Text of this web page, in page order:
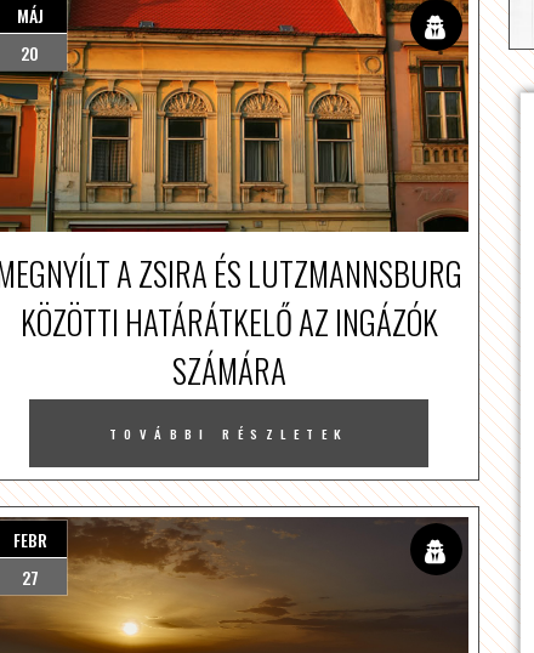
MÁJ
20
A ZSIRA ÉS LUTZMANNSBURG
KÖZÖTTI HATÁRÁTKELŐ AZ INGÁZÓK
SZÁMÁRA
TOVÁBBI RÉSZLETEK
FEBR
27